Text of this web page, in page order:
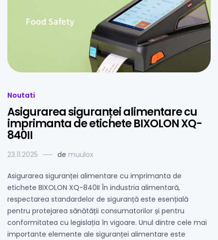
Noutati
Asigurarea siguranței alimentare cu
imprimanta de etichete BIXOLON XQ-
840II
23.11.2025 de muulox
Asigurarea siguranței alimentare cu imprimanta de
etichete BIXOLON XQ-840II În industria alimentară,
respectarea standardelor de siguranță este esențială
pentru protejarea sănătății consumatorilor și pentru
conformitatea cu legislația în vigoare. Unul dintre cele mai
importante elemente ale siguranței alimentare este